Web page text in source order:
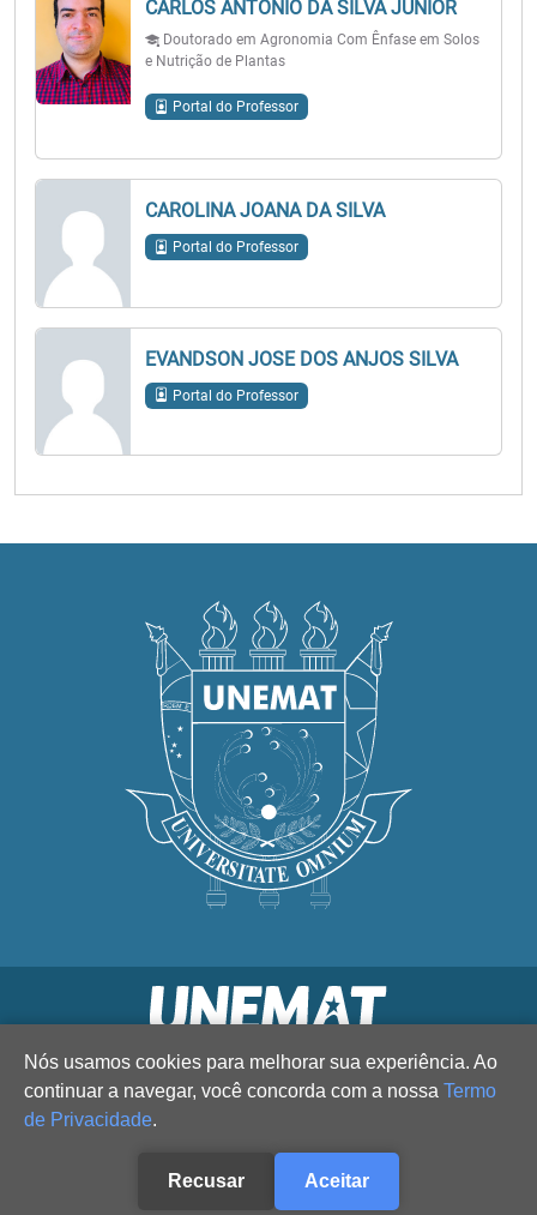
CARLOS ANTONIO DA SILVA JUNIOR
Doutorado em Agronomia Com Ênfase em Solos
e Nutrição de Plantas
Portal do Professor
CAROLINA JOANA DA SILVA
Portal do Professor
EVANDSON JOSE DOS ANJOS SILVA
Portal do Professor
Nós usamos cookies para melhorar sua experiência. Ao
continuar a navegar, você concorda com a nossa Termo
de Privacidade.
Recusar Aceitar